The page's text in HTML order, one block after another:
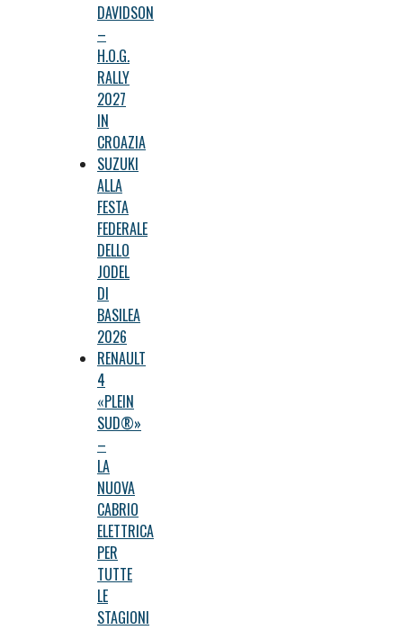
DAVIDSON
–
H.O.G.
RALLY
2027
IN
CROAZIA
SUZUKI
ALLA
FESTA
FEDERALE
DELLO
JODEL
DI
BASILEA
2026
RENAULT
4
«PLEIN
SUD®»
–
LA
NUOVA
CABRIO
ELETTRICA
PER
TUTTE
LE
STAGIONI